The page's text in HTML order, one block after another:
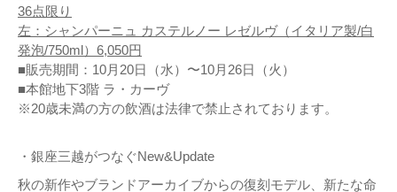
36点限り
左：シャンパーニュ カステルノー レゼルヴ（イタリア製/白
発泡/750ml）6,050円
■販売期間：10月20日（水）〜10月26日（火）
■本館地下3階 ラ・カーヴ
※20歳未満の方の飲酒は法律で禁止されております。
・銀座三越がつなぐNew&Update
秋の新作やブランドアーカイブからの復刻モデル、新たな命